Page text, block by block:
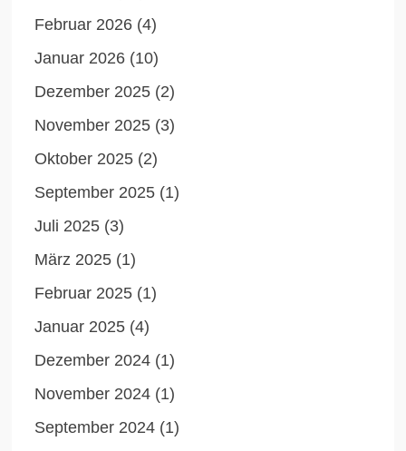
Februar 2026 (4)
Januar 2026 (10)
Dezember 2025 (2)
November 2025 (3)
Oktober 2025 (2)
September 2025 (1)
Juli 2025 (3)
März 2025 (1)
Februar 2025 (1)
Januar 2025 (4)
Dezember 2024 (1)
November 2024 (1)
September 2024 (1)